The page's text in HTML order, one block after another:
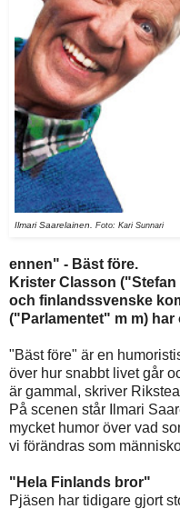
Ilmari Saarelainen. Foto: Kari Sunnari
ennen" - Bäst före.
Krister Classon
och finlandssvenske
("Parlamentet" m m)
"Bäst före" är en
över hur snabbt livet går
är gammal, skriver
På scenen står Ilmari
mycket humor över vad
vi förändras som
"Hela Finlands bror"
Pjäsen har tidigare gjort